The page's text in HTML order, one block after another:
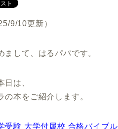
9/10更新）
まして、はるパパです。
日は、
の本をご紹介します。
受験 大学付属校 合格バイブル